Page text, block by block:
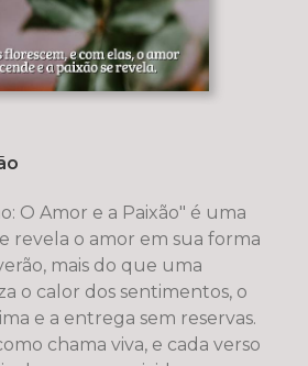
Amor e a Paixão" é uma
revela o amor em sua forma
mais do que uma
o calor dos sentimentos, o
e a entrega sem reservas.
chama viva, e cada verso